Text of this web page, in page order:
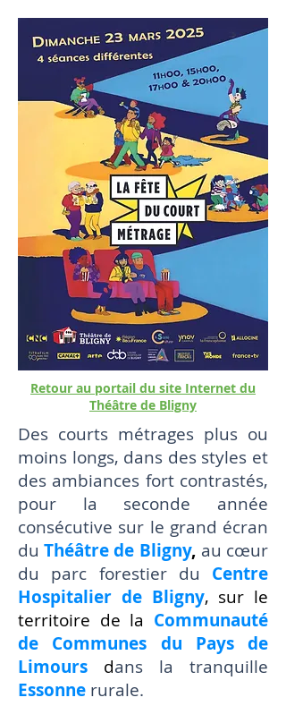
Retour au portail du site Internet du
Théâtre de Bligny
Des courts métrages plus ou
moins longs, dans des styles et
des ambiances fort contrastés,
pour la seconde année
consécutive sur le grand écran
duThéâtre de Bligny, au cœur
du parc forestier du Centre
Hospitalier de Bligny, sur le
territoire de la Communauté
de Communes du Pays de
Limours
dans la tranquille
Essonne rurale.